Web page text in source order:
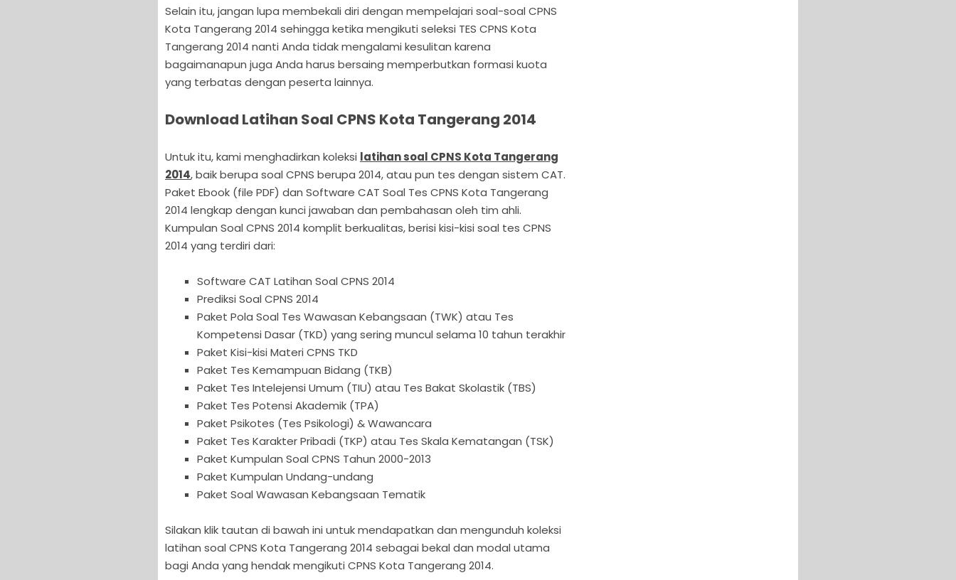
Selain itu, jangan lupa membekali diri dengan mempelajari soal-soal CPNS
Kota Tangerang 2014 sehingga ketika mengikuti seleksi TES CPNS Kota
Tangerang 2014 nanti Anda tidak mengalami kesulitan karena
bagaimanapun juga Anda harus bersaing memperbutkan formasi kuota
yang terbatas dengan peserta lainnya.
Download Latihan Soal CPNS Kota Tangerang 2014
Untuk itu, kami menghadirkan koleksi latihan soal CPNS Kota Tangerang
2014, baik berupa soal CPNS berupa 2014, atau pun tes dengan sistem CAT.
Paket Ebook (file PDF) dan Software CAT Soal Tes CPNS Kota Tangerang
2014 lengkap dengan kunci jawaban dan pembahasan oleh tim ahli.
Kumpulan Soal CPNS 2014 komplit berkualitas, berisi kisi-kisi soal tes CPNS
2014 yang terdiri dari:
Software CAT Latihan Soal CPNS 2014
Prediksi Soal CPNS 2014
Paket Pola Soal Tes Wawasan Kebangsaan (TWK) atau Tes
Kompetensi Dasar (TKD) yang sering muncul selama 10 tahun terakhir
Paket Kisi-kisi Materi CPNS TKD
Paket Tes Kemampuan Bidang (TKB)
Paket Tes Intelejensi Umum (TIU) atau Tes Bakat Skolastik (TBS)
Paket Tes Potensi Akademik (TPA)
Paket Psikotes (Tes Psikologi) & Wawancara
Paket Tes Karakter Pribadi (TKP) atau Tes Skala Kematangan (TSK)
Paket Kumpulan Soal CPNS Tahun 2000-2013
Paket Kumpulan Undang-undang
Paket Soal Wawasan Kebangsaan Tematik
Silakan klik tautan di bawah ini untuk mendapatkan dan mengunduh koleksi
latihan soal CPNS Kota Tangerang 2014 sebagai bekal dan modal utama
bagi Anda yang hendak mengikuti CPNS Kota Tangerang 2014.